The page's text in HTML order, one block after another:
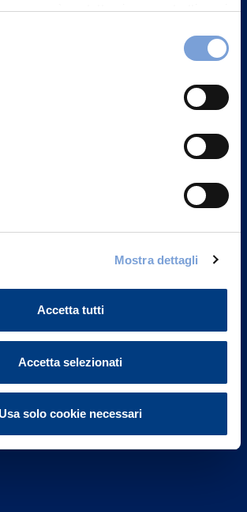
come può contattarci e come trattiamo i
del sito nella sezione "Informativa
Mostra dettagli
Accetta tutti
Accetta selezionati
Usa solo cookie necessari
S.p.A.